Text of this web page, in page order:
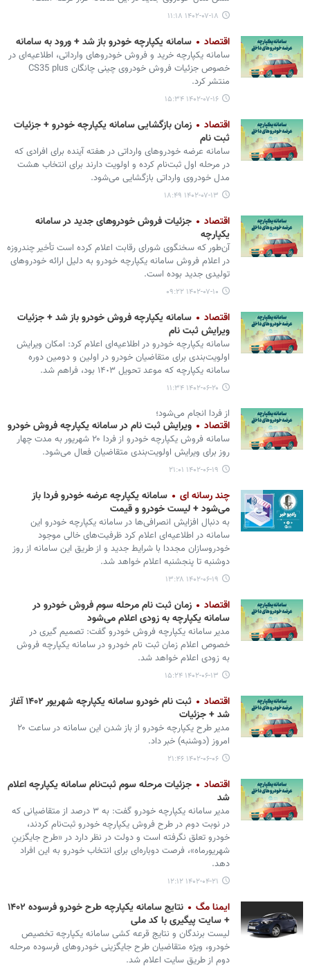
۱۴۰۲-۰۷-۱۸ ۱۱:۱۸
اقتصاد سامانه یکپارچه خودرو باز شد + ورود به سامانه
سامانه یکپارچه خرید و فروش خودروهای وارداتی، اطلاعیه‌ای در
خصوص جزئیات فروش خودروی چینی چانگان CS35 plus
منتشر کرد.
۱۴۰۲-۰۷-۱۶ ۱۵:۳۴
اقتصاد
زمان بازگشایی سامانه یکپارچه خودرو + جزئیات
ثبت نام
سامانه عرضه خودروهای وارداتی در هفته آینده برای افرادی که
در مرحله اول ثبت‌نام کرده و اولویت دارند برای انتخاب هشت
مدل خودروی وارداتی بازگشایی می‌شود.
۱۴۰۲-۰۷-۱۳ ۱۸:۴۹
اقتصاد
جزئیات فروش خودروهای جدید در سامانه
یکپارچه
آن‌طور که سخنگوی شورای رقابت اعلام کرده است تأخیر چندروزه
در اعلام فروش سامانه یکپارچه خودرو به دلیل ارائه خودروهای
تولیدی جدید بوده است.
۱۴۰۲-۰۷-۱۰ ۰۹:۲۲
اقتصاد
سامانه یکپارچه فروش خودرو باز شد + جزئیات
ویرایش ثبت نام
سامانه یکپارچه خودرو در اطلاعیه‌ای اعلام کرد: امکان ویرایش
اولویت‌بندی برای متقاضیان خودرو در اولین و دومین دوره
سامانه یکپارچه که موعد تحویل ١۴٠٣ بود، فراهم شد.
۱۴۰۲-۰۶-۲۰ ۱۱:۳۴
از فردا انجام می‌شود؛
اقتصاد ویرایش ثبت نام در سامانه یکپارچه فروش خودرو
­سامانه فروش یکپارچه خودرو از فردا ۲۰ شهریور به مدت چهار
روز برای ویرایش اولویت‌بندی متقاضیان فعال می‌شود.
۱۴۰۲-۰۶-۱۹ ۲۱:۰۱
چند رسانه ای
سامانه یکپارچه عرضه خودرو فردا باز
می‌شود + لیست خودرو و قیمت
به دنبال افزایش انصرافی‌ها در سامانه یکپارچه خودرو این
سامانه در اطلاعیه‌ای اعلام کرد ظرفیت‌های خالی موجود
خودروسازان مجددا با شرایط جدید و از طریق این سامانه از روز
دوشنبه تا پنجشنبه اعلام خواهد شد.
۱۴۰۲-۰۶-۱۹ ۱۳:۲۸
اقتصاد
زمان ثبت نام مرحله سوم فروش خودرو در
سامانه یکپارچه به زودی اعلام می‌شود
­مدیر سامانه یکپارچه فروش خودرو گفت: تصمیم گیری در
خصوص اعلام زمان ثبت نام خودرو در سامانه یکپارچه فروش
به زودی اعلام خواهد شد.
۱۴۰۲-۰۶-۱۳ ۱۵:۲۴
اقتصاد
ثبت‌ نام خودرو سامانه یکپارچه شهریور ۱۴۰۲ آغاز
شد + جزئیات
مدیر طرح یکپارچه خودرو از باز شدن این سامانه در ساعت ۲۰
امروز (دوشنبه) خبر داد.
۱۴۰۲-۰۶-۰۶ ۲۱:۴۶
اقتصاد
جزئیات مرحله سوم ثبت‌نام سامانه یکپارچه اعلام
شد
مدیر سامانه یکپارچه خودرو گفت: به ۳ درصد از متقاضیانی که
در نوبت دوم در طرح فروش یکپارچه خودرو ثبت‌نام کردند،
خودرو تعلق نگرفته است و دولت در نظر دارد در «طرح جایگزینِ
شهریورماه»، فرصت دوباره‌ای برای انتخاب خودرو به این افراد
دهد.
۱۴۰۲-۰۴-۲۱ ۱۲:۱۲
ایمنا مگ
نتایج سامانه یکپارچه طرح خودرو فرسوده ۱۴۰۲
+ سایت پیگیری با کد ملی
لیست برندگان و نتایج قرعه کشی سامانه یکپارچه تخصیص
خودرو، ویژه متقاضیان طرح جایگزینی خودروهای فرسوده مرحله
دوم از طریق سایت اعلام شد.